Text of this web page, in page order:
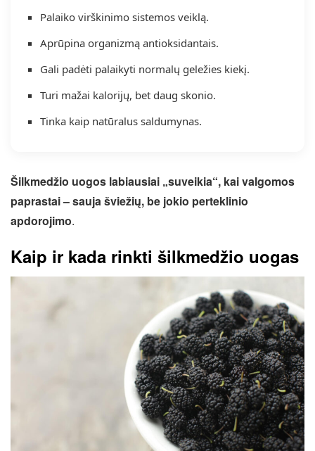
Palaiko virškinimo sistemos veiklą.
Aprūpina organizmą antioksidantais.
Gali padėti palaikyti normalų geležies kiekį.
Turi mažai kalorijų, bet daug skonio.
Tinka kaip natūralus saldumynas.
Šilkmedžio uogos labiausiai „suveikia“, kai valgomos
paprastai – sauja šviežių, be jokio perteklinio
apdorojimo.
Kaip ir kada rinkti šilkmedžio uogas